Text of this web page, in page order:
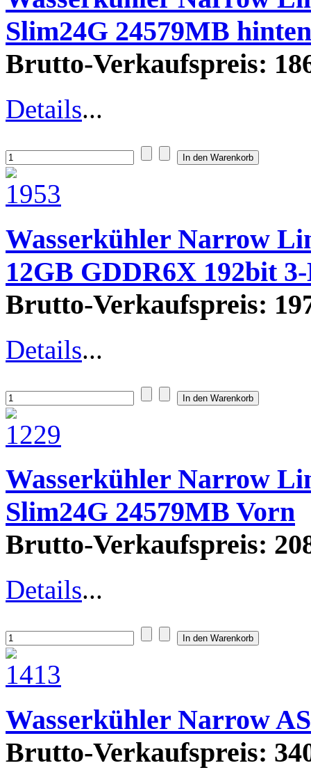
Slim24G 24579MB hinten
Brutto-Verkaufspreis:
Details...
Wasserkühler Narrow
12GB GDDR6X 192bit
Brutto-Verkaufspreis:
Details...
Wasserkühler Narrow
Slim24G 24579MB Vorn
Brutto-Verkaufspreis:
Details...
Wasserkühler Narrow
Brutto-Verkaufspreis: